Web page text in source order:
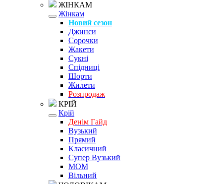
ЖІНКАМ
Жінкам
Новий сезон
Джинси
Сорочки
Жакети
Сукні
Спідниці
Шорти
Жилети
Розпродаж
КРІЙ
Крій
Денім Гайд
Вузький
Прямий
Класичний
Супер Вузький
MOM
Вільний